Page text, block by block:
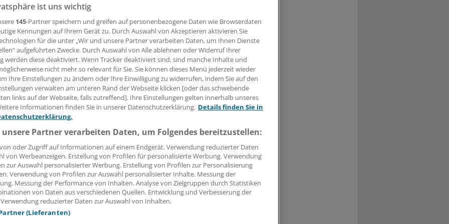
Leserin, lieber Leser,
Beitrag können Sie lesen, sobald Sie sich eingeloggt haben.
Jetzt anmelden »
Kostenlos registrieren »
vergessen?
Problem beim Login?
ist mit wenigen Klicks erledigt und kostenlos.
des kostenlosen Login:
Analysen, Hintergründe und Infografiken
Interviews und Praxis-Tipps
auf allemedizinischen Berichte und Kommentare
Voraussetzungen für den Zugang
ist uns wichtig
145-Partner speichern und greifen auf personenbezogene Daten wie Browserdaten
Kennungen auf Ihrem Gerät zu. Durch Auswahl von Akzeptieren aktivieren Sie
für die unter „Wir und unsere Partner verarbeiten Daten, um Ihnen Dienste
aufgeführten Zwecke. Durch Auswahl von Alle ablehnen oder Widerruf Ihrer
werden diese deaktiviert. Wenn Tracker deaktiviert sind, sind manche Inhalte und
nicht mehr so relevant für Sie. Sie können dieses Menü jederzeit wieder
Ihre Einstellungen zu ändern oder Ihre Einwilligung zu widerrufen, indem Sie auf den
verwalten am unteren Rand der Webseite klicken [oder das schwebende
links auf der Webseite, falls zutreffend]. Ihre Einstellungen gelten innerhalb unseres
Informationen finden Sie in unserer Datenschutzerklärung. Details finden Sie in
Partner verarbeiten Daten, um Folgendes bereitzustellen:
oder Zugriff auf Informationen auf einem Endgerät. Verwendung reduzierter Daten
von Werbeanzeigen. Erstellung von Profilen für personalisierte Werbung. Verwendung
zur Auswahl personalisierter Werbung. Erstellung von Profilen zur Personalisierung
Verwendung von Profilen zur Auswahl personalisierter Inhalte. Messung der
Messung der Performance von Inhalten. Analyse von Zielgruppen durch Statistiken
von Daten aus verschiedenen Quellen. Entwicklung und Verbesserung der
reduzierter Daten zur Auswahl von Inhalten.
(Lieferanten)